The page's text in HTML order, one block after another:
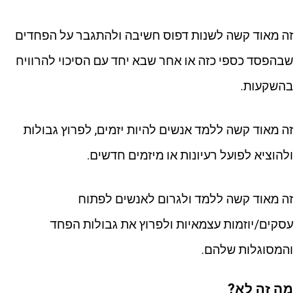
זה מאוד קשה לשנות דפוס חשיבה ולהתגבר על הפחדים
שבהפסד כספי כזה או אחר שבא יחד עם הסיכוי להרוויח
בהשקעות.
זה מאוד קשה ללמד אנשים להיות יזמים, לפרוץ גבולות
ולהוציא לפועל רעיונות או מיזמים חדשים.
זה מאוד קשה ללמד ולגרום לאנשים לפתוח
עסקים/יוזמות עצמאיות ולפרוץ את גבולות הפחד
והמסוגלות שלהם.
מה זה לא?